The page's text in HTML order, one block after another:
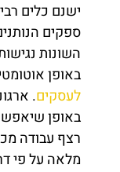
ישנם כלים
ספקים
השונות
באופן
לעסקים.
באופן
רצף עבודה
מלאה על פי